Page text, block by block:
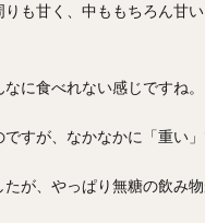
も甘く、中ももちろん甘い
に食べれない感じですね。
すが、なかなかに「重い」
たが、やっぱり無糖の飲み物